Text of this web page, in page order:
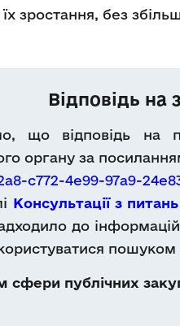
їх зростання, без
Відповідь на
що відповідь
органу за
c772-4e99-97a9-
Консультації з
до
пошуком
публічних